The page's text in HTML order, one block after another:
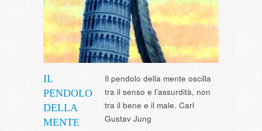
IL
PENDOLO
DELLA
MENTE
Il pendolo della mente oscilla
tra il senso e l’assurdità, non
tra il bene e il male. Carl
Gustav Jung